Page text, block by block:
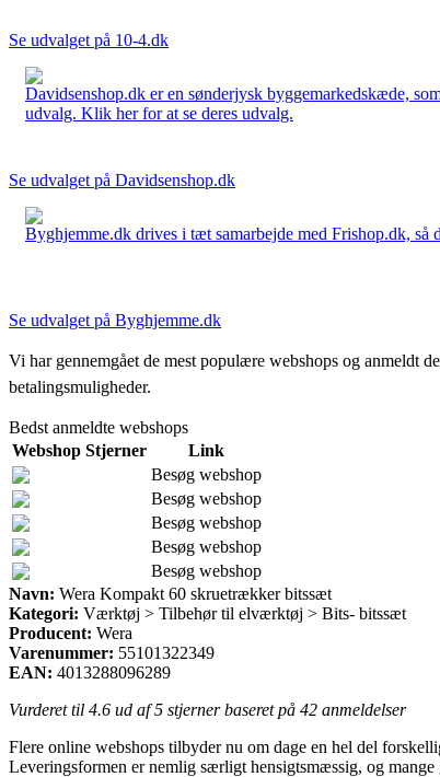
Se udvalget på 10-4.dk
Davidsenshop.dk er en sønderjysk byggemarkedskæde,
udvalg. Klik her for at se deres udvalg.
Se udvalget på Davidsenshop.dk
Byghjemme.dk drives i tæt samarbejde med Frishop.dk, så
Se udvalget på Byghjemme.dk
Vi har gennemgået de mest populære webshops og anmeldt
betalingsmuligheder.
Bedst anmeldte webshops
Webshop Stjerner
Link
Besøg webshop
Besøg webshop
Besøg webshop
Besøg webshop
Besøg webshop
Navn: Wera Kompakt 60 skruetrækker bitssæt
Kategori: Værktøj > Tilbehør til elværktøj > Bits- bitssæt
Producent: Wera
Varenummer: 55101322349
EAN: 4013288096289
Vurderet til 4.6 ud af 5 stjerner baseret på 42 anmeldelser
Flere online webshops tilbyder nu om dage en hel del
Leveringsformen er nemlig særligt hensigtsmæssig, og